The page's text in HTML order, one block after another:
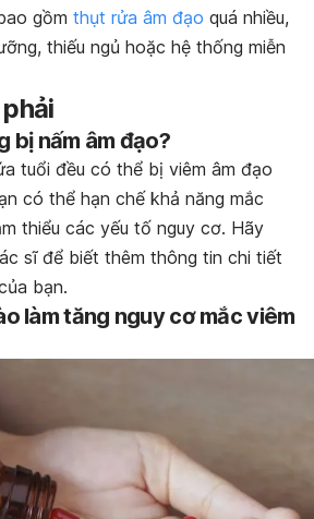
gồm thụt rửa âm đạo quá nhiều,
thiếu ngủ hoặc hệ thống miễn
bị nấm âm đạo?
tuổi đều có thể bị viêm âm đạo
có thể hạn chế khả năng mắc
thiểu các yếu tố nguy cơ. Hãy
sĩ để biết thêm thông tin chi tiết
bạn.
làm tăng nguy cơ mắc viêm